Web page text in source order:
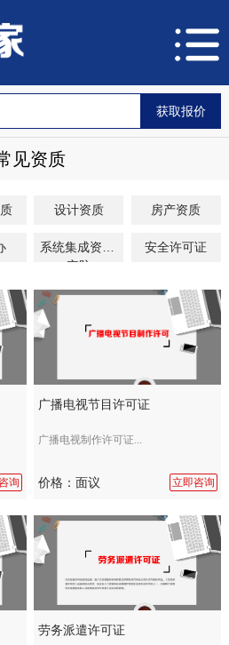
见资质
设计资质 房产资质
系统集成资质/
安防
安全许可证
询
广播电视节目许可证
广播电视制作许可证...
价格：面议 立即咨询
劳务派遣许可证